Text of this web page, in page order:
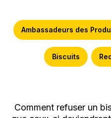
Ambassadeurs des
Biscuits
Comment refuser un